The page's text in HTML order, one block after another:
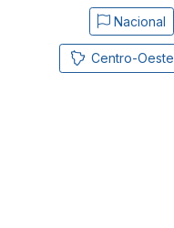
Nacional
Centro-Oeste